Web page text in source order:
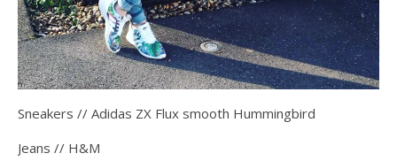
Sneakers // Adidas ZX Flux smooth Hummingbird
Jeans // H&M